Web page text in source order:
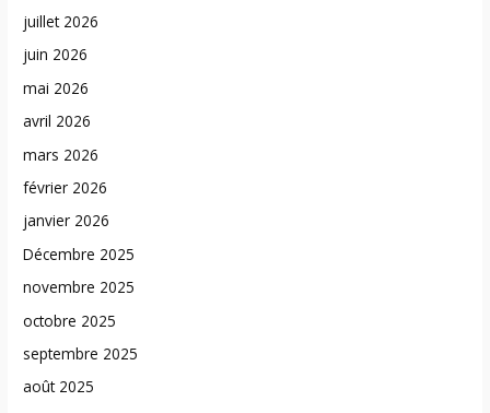
juillet 2026
juin 2026
mai 2026
avril 2026
mars 2026
février 2026
janvier 2026
Décembre 2025
novembre 2025
octobre 2025
septembre 2025
août 2025